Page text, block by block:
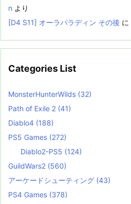
n より
[D4 S11] オーラパラディン その後 に
Categories List
MonsterHunterWilds (32)
Path of Exile 2 (41)
Diablo4 (188)
PS5 Games (272)
Diablo2-PS5 (124)
GuildWars2 (560)
アーケードシューティング (43)
PS4 Games (378)